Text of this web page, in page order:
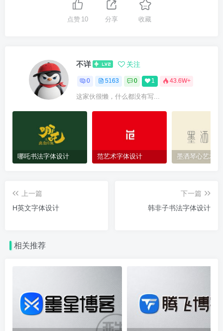
点赞 10 分享 收藏
不详 关注
0 5163 0 1 43.6W+
这家伙很懒，什么都没有写...
哪吒书法字体设计 范艺术字体设计 墨洒琴心艺术
上一篇
H英文字体设计
下一篇
韩非子书法字体设计
相关推荐